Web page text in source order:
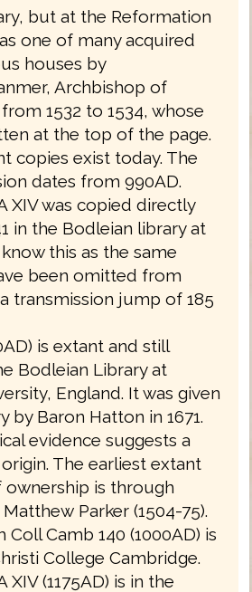
but at the Reformation
one of many acquired
houses by
Archbishop of
1532 to 1534, whose
at the top of the page.
copies exist today. The
dates from 990AD.
XIV was copied directly
in the Bodleian library at
this as the same
been omitted from
transmission jump of 185
is extant and still
Bodleian Library at
England. It was given
by Baron Hatton in 1671.
evidence suggests a
The earliest extant
ownership is through
Parker (1504-75).
Coll Camb 140 (1000AD) is
College Cambridge.
XIV (1175AD) is in the